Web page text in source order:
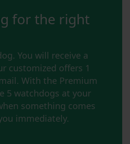
for the right
You will receive a
customized offers 1
With the Premium
5 watchdogs at your
something comes
immediately.